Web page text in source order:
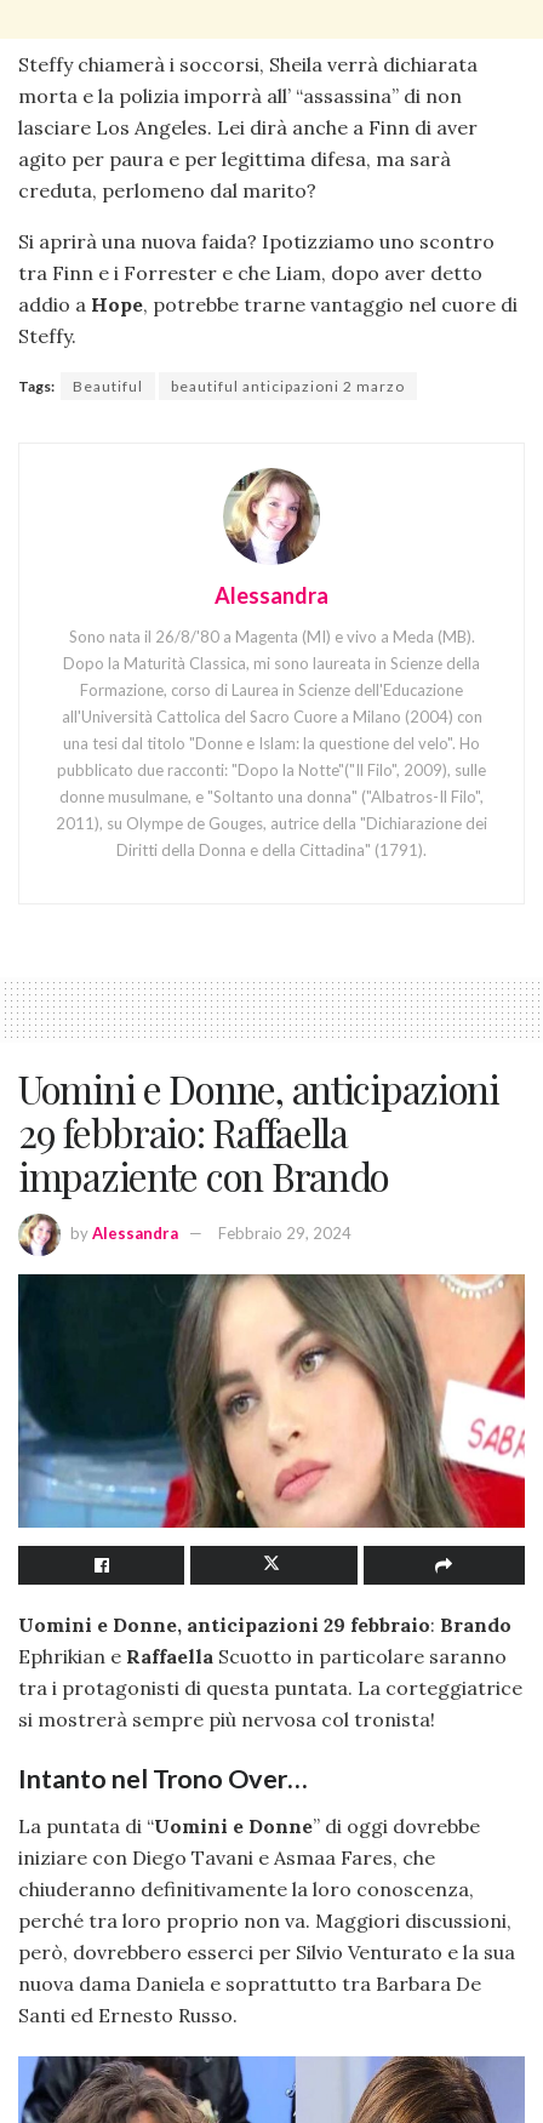
Steffy chiamerà i soccorsi, Sheila verrà dichiarata
morta e la polizia imporrà all’ “assassina” di non
lasciare Los Angeles. Lei dirà anche a Finn di aver
agito per paura e per legittima difesa, ma sarà
creduta, perlomeno dal marito?
Si aprirà una nuova faida? Ipotizziamo uno scontro
tra Finn e i Forrester e che Liam, dopo aver detto
addio a Hope, potrebbe trarne vantaggio nel cuore di
Steffy.
Tags: Beautiful beautiful anticipazioni 2 marzo
Alessandra
Sono nata il 26/8/'80 a Magenta (MI) e vivo a Meda (MB).
Dopo la Maturità Classica, mi sono laureata in Scienze della
Formazione, corso di Laurea in Scienze dell'Educazione
all'Università Cattolica del Sacro Cuore a Milano (2004) con
una tesi dal titolo "Donne e Islam: la questione del velo". Ho
pubblicato due racconti: "Dopo la Notte"("Il Filo", 2009), sulle
donne musulmane, e "Soltanto una donna" ("Albatros-Il Filo",
2011), su Olympe de Gouges, autrice della "Dichiarazione dei
Diritti della Donna e della Cittadina" (1791).
Uomini e Donne, anticipazioni
29 febbraio: Raffaella
impaziente con Brando
byAlessandra Febbraio 29, 2024
Uomini e Donne, anticipazioni 29 febbraio: Brando
Ephrikian e Raffaella Scuotto in particolare saranno
tra i protagonisti di questa puntata. La corteggiatrice
si mostrerà sempre più nervosa col tronista!
Intanto nel Trono Over…
La puntata di “Uomini e Donne” di oggi dovrebbe
iniziare con Diego Tavani e Asmaa Fares, che
chiuderanno definitivamente la loro conoscenza,
perché tra loro proprio non va. Maggiori discussioni,
però, dovrebbero esserci per Silvio Venturato e la sua
nuova dama Daniela e soprattutto tra Barbara De
Santi ed Ernesto Russo.